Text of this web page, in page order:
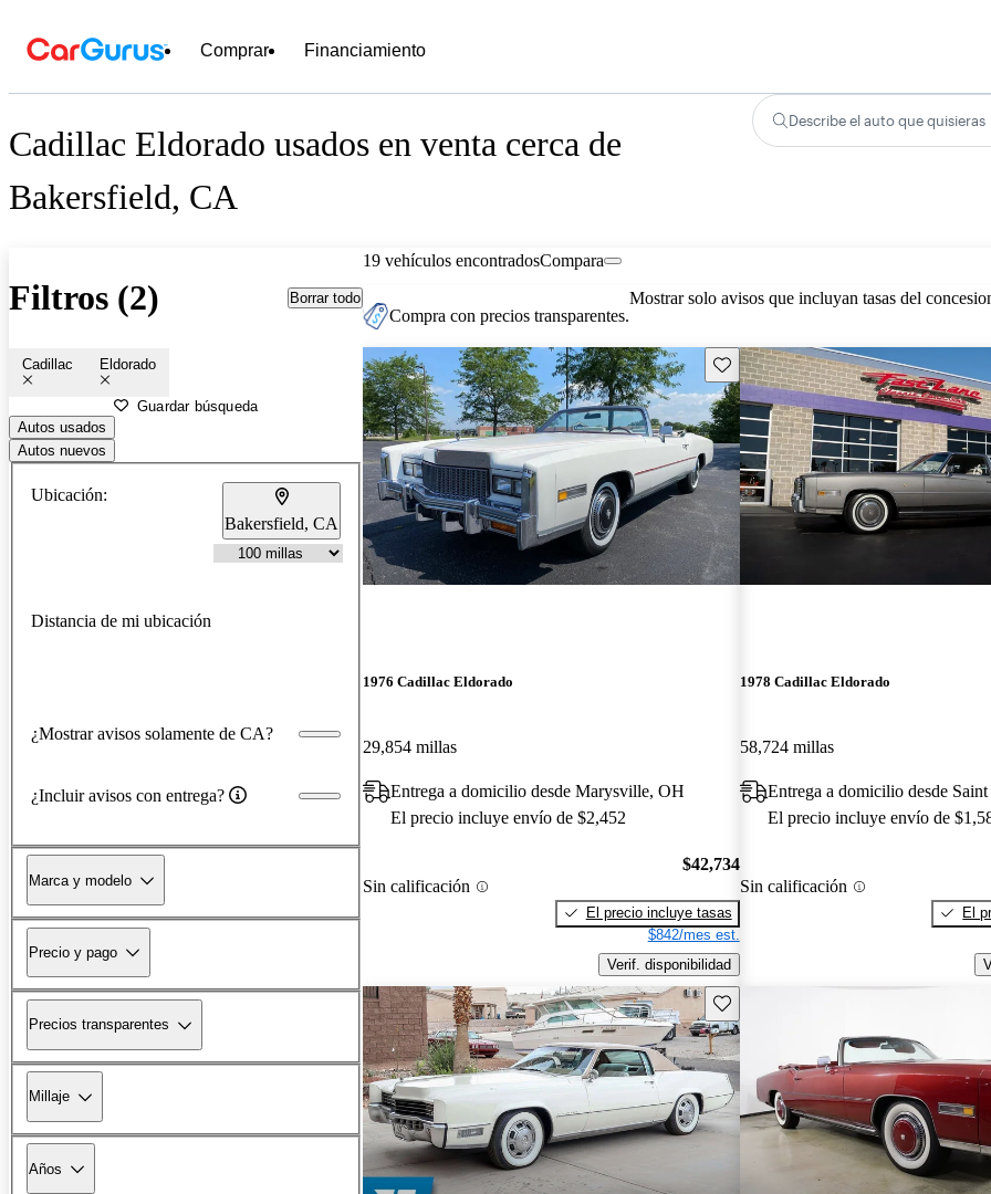
Comprar Financiamiento
Cadillac Eldorado usados en venta cerca de
Bakersfield, CA
Describe el auto que quisieras
Filtros (2) Borrar todo
Cadillac Eldorado
Guardar búsqueda
Autos usados
Autos nuevos
Ubicación:
Bakersfield, CA
Distancia de mi ubicación
¿Mostrar avisos solamente de CA?
¿Incluir avisos con entrega?
Marca y modelo
Precio y pago
Precios transparentes
Millaje
Años
19 vehículos encontradosCompara
Compra con precios transparentes.
Mostrar solo avisos que incluyan tasas del
Guarda este Aviso
1976 Cadillac Eldorado
29,854 millas
Entrega a domicilio desde Marysville, OH
El precio incluye envío de $2,452
Sin calificación
$42,734
El precio incluye tasas
$842/mes est.
Verif. disponibilidad
1978 Cadillac Eldorado
58,724 millas
Entrega a domicilio desde
El precio incluye envío de
Sin calificación
El
Guarda este Aviso